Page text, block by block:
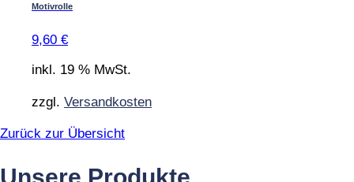
Motivrolle
9,60 €
inkl. 19 % MwSt.
zzgl. Versandkosten
Zurück zur Übersicht
Unsere Produkte